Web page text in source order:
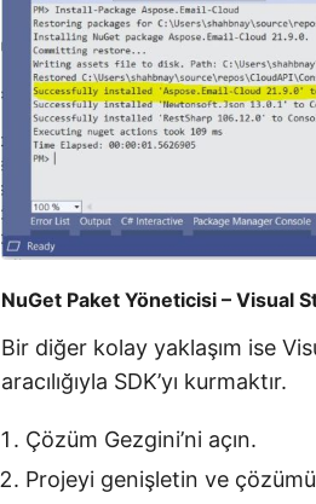
NuGet Paket Yöneticisi – Visual
Bir diğer kolay yaklaşım ise
aracılığıyla SDK’yı kurmaktır.
Çözüm Gezgini’ni açın.
Projeyi genişletin ve